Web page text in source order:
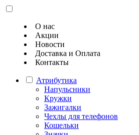
О нас
Акции
Новости
Доставка и Оплата
Контакты
Атрибутика
Напульсники
Кружки
Зажигалки
Чехлы для телефонов
Кошельки